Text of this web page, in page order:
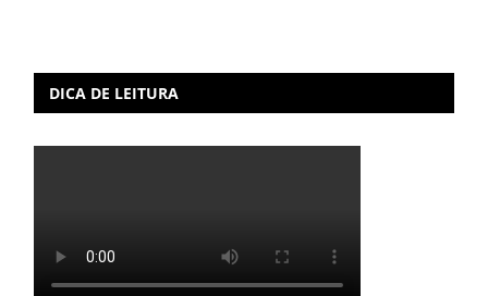
DICA DE LEITURA